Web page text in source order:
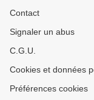
Contact
Signaler un abus
C.G.U.
Cookies et données
Préférences cookies